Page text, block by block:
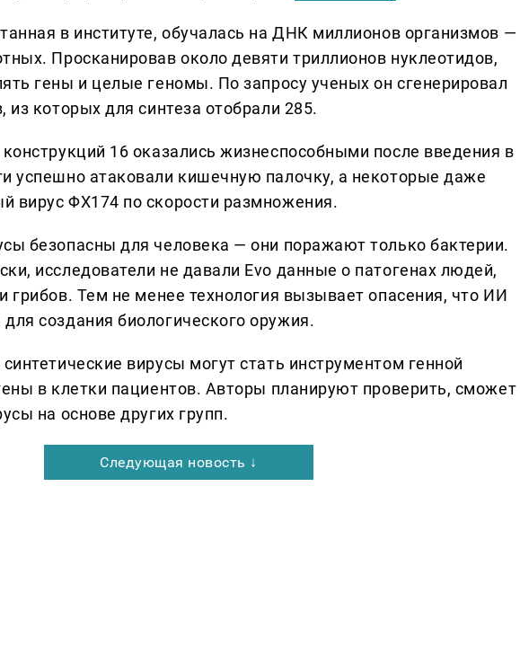
в институте, обучалась на ДНК миллионов организмов —
Просканировав около девяти триллионов нуклеотидов,
гены и целые геномы. По запросу ученых он сгенерировал
из которых для синтеза отобрали 285.
конструкций 16 оказались жизнеспособными после введения в
успешно атаковали кишечную палочку, а некоторые даже
вирус ΦX174 по скорости размножения.
безопасны для человека — они поражают только бактерии.
исследователи не давали Evo данные о патогенах людей,
грибов. Тем не менее технология вызывает опасения, что ИИ
создания биологического оружия.
вирусы могут стать инструментом генной
в клетки пациентов. Авторы планируют проверить, сможет
на основе других групп.
Следующая новость ↓